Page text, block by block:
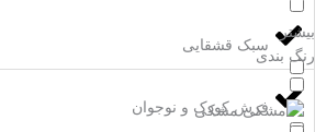
سبک قشقایی
فرش کودک و نوجوان
بیشتر
رنگ بندی
مشکی